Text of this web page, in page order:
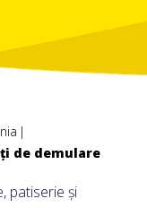
de demulare
patiserie și